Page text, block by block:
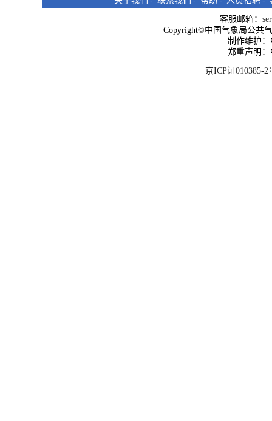
客服邮箱：
Copyright©中国气象局公共
制作维护
郑重声明
京ICP证010385-2